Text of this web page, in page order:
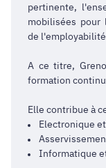
pertinente,
mobilisées pour
de
A ce titre,
formation
Elle contribue à
Electronique
Informatique